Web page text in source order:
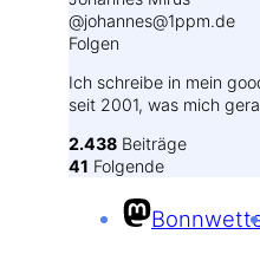
@johannes@1ppm.de
Folgen
Ich schreibe in mein
seit 2001, was mich
2.438 Beiträge
41 Folgende